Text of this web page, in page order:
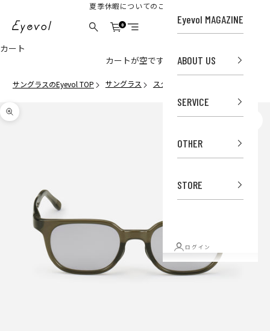
夏季休暇についてのご案内
Eyevol Online Store検索 カート
0
メニュー
Eyevol MAGAZINE
ABOUT US
SERVICE
OTHER
STORE
ログイン
カート
カートが空です
サングラスのEyevol TOP サングラス スクエア
ズームイン